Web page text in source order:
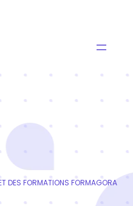
professionnelle |
DES FORMATIONS FORMAGORA